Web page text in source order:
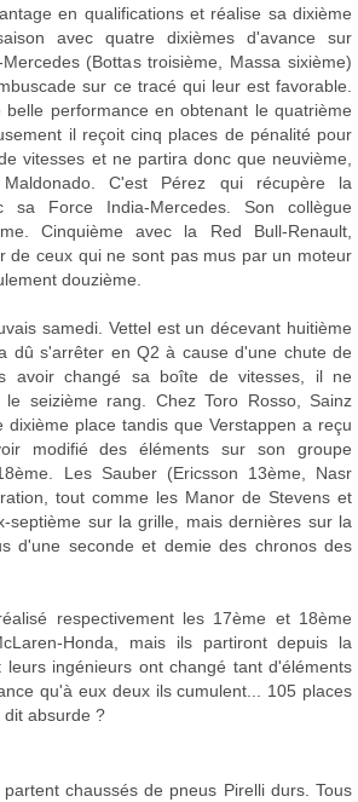
en qualifications et réalise sa dixième
avec quatre dixièmes d'avance sur
(Bottas troisième, Massa sixième)
sur ce tracé qui leur est favorable.
performance en obtenant le quatrième
il reçoit cinq places de pénalité pour
vitesses et ne partira donc que neuvième,
C'est Pérez qui récupère la
sa Force India-Mercedes. Son collègue
Cinquième avec la Red Bull-Renault,
de ceux qui ne sont pas mus par un moteur
douzième.
samedi. Vettel est un décevant huitième
dû s'arrêter en Q2 à cause d'une chute de
avoir changé sa boîte de vitesses, il ne
seizième rang. Chez Toro Rosso, Sainz
dixième place tandis que Verstappen a reçu
modifié des éléments sur son groupe
Les Sauber (Ericsson 13ème, Nasr
tout comme les Manor de Stevens et
septième sur la grille, mais dernières sur la
d'une seconde et demie des chronos des
respectivement les 17ème et 18ème
Honda, mais ils partiront depuis la
ingénieurs ont changé tant d'éléments
qu'à eux deux ils cumulent... 105 places
dit absurde ?
chaussés de pneus Pirelli durs. Tous